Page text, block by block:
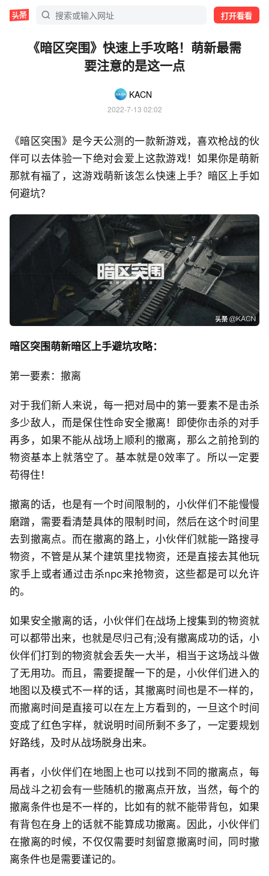
打开看看
《暗区突围》快速上手攻略！萌新最需
要注意的是这一点
KACN
2022-7-13 02:02
《暗区突围》是今天公测的一款新游戏，喜欢枪战的伙
伴可以去体验一下绝对会爱上这款游戏！如果你是萌新
那就有福了，这游戏萌新该怎么快速上手？暗区上手如
何避坑？
暗区突围萌新暗区上手避坑攻略：
第一要素：撤离
对于我们新人来说，每一把对局中的第一要素不是击杀
多少敌人，而是保住性命安全撤离！即使你击杀的对手
再多，如果不能从战场上顺利的撤离，那么之前抢到的
物资基本上就落空了。基本就是0效率了。所以一定要
苟得住！
撤离的话，也是有一个时间限制的，小伙伴们不能慢慢
磨蹭，需要看清楚具体的限制时间，然后在这个时间里
去到撤离点。而在撤离的路上，小伙伴们就能一路搜寻
物资，不管是从某个建筑里找物资，还是直接去其他玩
家手上或者通过击杀npc来抢物资，这些都是可以允许
的。
如果安全撤离的话，小伙伴们在战场上搜集到的物资就
可以都带出来，也就是尽归己有;没有撤离成功的话，小
伙伴们打到的物资就会丢失一大半，相当于这场战斗做
了无用功。而且，需要提醒一下的是，小伙伴们进入的
地图以及模式不一样的话，其撤离时间也是不一样的，
而撤离时间是直接可以在左上方看到的，一旦这个时间
变成了红色字样，就说明时间所剩不多了，一定要规划
好路线，及时从战场脱身出来。
再者，小伙伴们在地图上也可以找到不同的撤离点，每
局战斗之初会有一些随机的撤离点开放，当然，每个的
撤离条件也是不一样的，比如有的就不能带背包，如果
有背包在身上的话就不能算成功撤离。因此，小伙伴们
在撤离的时候，不仅仅需要时刻留意撤离时间，同时撤
离条件也是需要谨记的。